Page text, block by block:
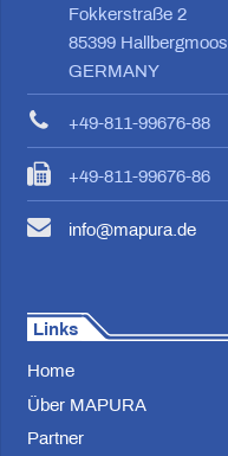
Fokkerstraße 2
85399 Hallbergmoos
GERMANY
+49-811-99676-88
+49-811-99676-86
info@mapura.de
Links
Home
Über MAPURA
Partner